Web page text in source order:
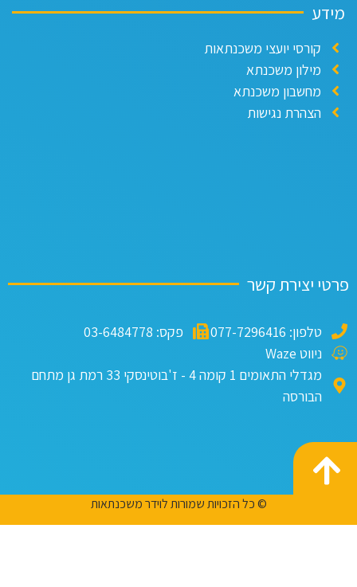
קורסי יועצי משכנתאות
מילון משכנתא
מחשבון משכנתא
הצהרת נגישות
יצירת קשר
טלפון: 077-7296416
פקס: 03-6484778
ניווט Waze
מגדלי התאומים 1 קומה 4 - ז'בוטינסקי 33 רמת גן מתחם
הבורסה
© כל הזכויות שמורות לוידר משכנתאות